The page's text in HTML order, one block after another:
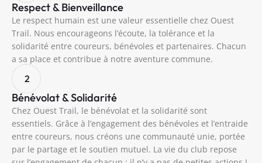
Respect & Bienveillance
Le respect humain est une valeur essentielle chez Ouest
Trail. Nous encourageons l’écoute, la tolérance et la
solidarité entre coureurs, bénévoles et partenaires. Chacun
a sa place et contribue à notre aventure commune.
2
Bénévolat & Solidarité
Chez Ouest Trail, le bénévolat et la solidarité sont
essentiels. Grâce à l’engagement des bénévoles et l’entraide
entre coureurs, nous créons une communauté unie, portée
par le partage et le soutien mutuel. La vie du club repose